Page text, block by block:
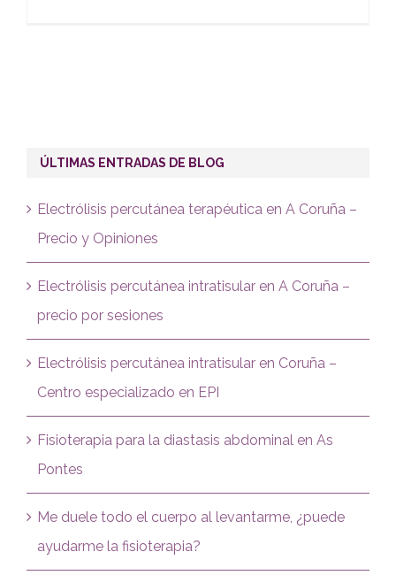
ÚLTIMAS ENTRADAS DE BLOG
Electrólisis percutánea terapéutica en A Coruña –
Precio y Opiniones
Electrólisis percutánea intratisular en A Coruña –
precio por sesiones
Electrólisis percutánea intratisular en Coruña –
Centro especializado en EPI
Fisioterapia para la diastasis abdominal en As
Pontes
Me duele todo el cuerpo al levantarme, ¿puede
ayudarme la fisioterapia?